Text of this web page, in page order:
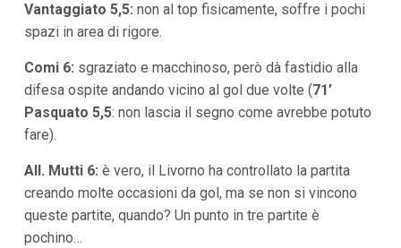
Vantaggiato 5,5: non al top fisicamente, soffre i pochi
spazi in area di rigore.
Comi 6: sgraziato e macchinoso, però dà fastidio alla
difesa ospite andando vicino al gol due volte (71’
Pasquato 5,5: non lascia il segno come avrebbe potuto
fare).
All. Mutti 6: è vero, il Livorno ha controllato la partita
creando molte occasioni da gol, ma se non si vincono
queste partite, quando? Un punto in tre partite è
pochino…